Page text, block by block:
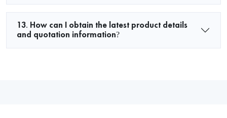
13. How can I obtain the latest product details
and quotation information?